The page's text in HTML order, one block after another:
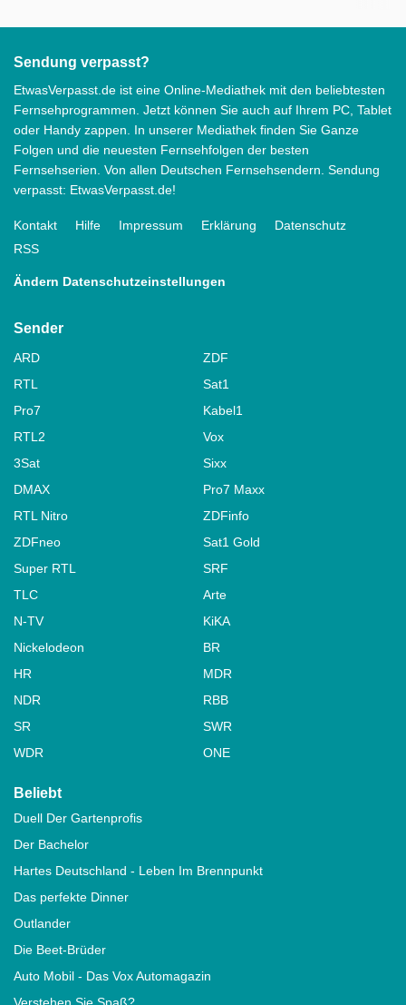
Sendung verpasst?
EtwasVerpasst.de ist eine Online-Mediathek mit den beliebtesten
Fernsehprogrammen. Jetzt können Sie auch auf Ihrem PC, Tablet
oder Handy zappen. In unserer Mediathek finden Sie Ganze
Folgen und die neuesten Fernsehfolgen der besten
Fernsehserien. Von allen Deutschen Fernsehsendern. Sendung
verpasst: EtwasVerpasst.de!
Kontakt Hilfe Impressum Erklärung
Datenschutz
RSS
Ändern Datenschutzeinstellungen
Sender
ARD
ZDF
RTL
Sat1
Pro7
Kabel1
RTL2
Vox
3Sat
Sixx
DMAX
Pro7 Maxx
RTL Nitro
ZDFinfo
ZDFneo
Sat1 Gold
Super RTL
SRF
TLC
Arte
N-TV
KiKA
Nickelodeon
BR
HR
MDR
NDR
RBB
SR
SWR
WDR
ONE
Beliebt
Duell Der Gartenprofis
Der Bachelor
Hartes Deutschland - Leben Im Brennpunkt
Das perfekte Dinner
Outlander
Die Beet-Brüder
Auto Mobil - Das Vox Automagazin